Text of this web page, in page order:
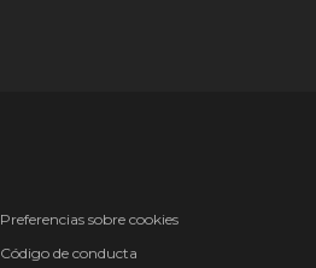
Preferencias sobre cookies
Código de conducta